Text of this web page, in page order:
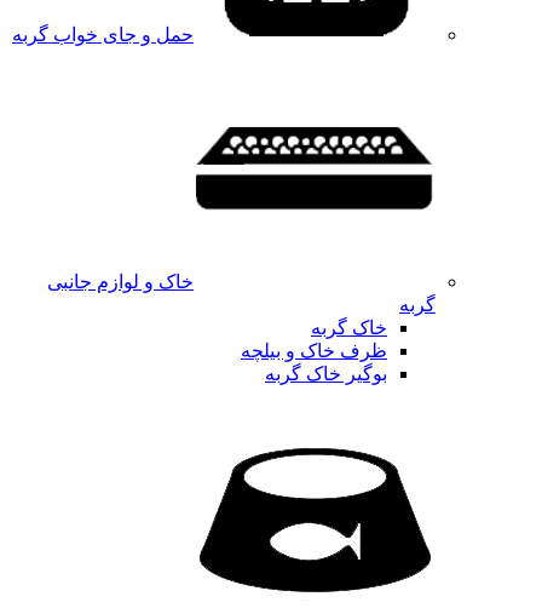
حمل و جای خواب گربه
خاک و لوازم جانبی
گربه
خاک گربه
ظرف خاک و بیلچه
بوگیر خاک گربه